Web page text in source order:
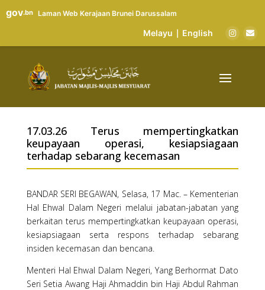
gov.bn Laman Web Kerajaan Brunei Darussalam
Melayu English
17.03.26 Terus mempertingkatkan
keupayaan operasi, kesiapsiagaan
terhadap sebarang kecemasan
BANDAR SERI BEGAWAN, Selasa, 17 Mac. – Kementerian
Hal Ehwal Dalam Negeri melalui jabatan-jabatan yang
berkaitan terus mempertingkatkan keupayaan operasi,
kesiapsiagaan serta respons terhadap sebarang
insiden kecemasan dan bencana.
Menteri Hal Ehwal Dalam Negeri, Yang Berhormat Dato
Seri Setia Awang Haji Ahmaddin bin Haji Abdul Rahman